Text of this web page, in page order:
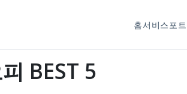
홈서비스 포
BEST 5